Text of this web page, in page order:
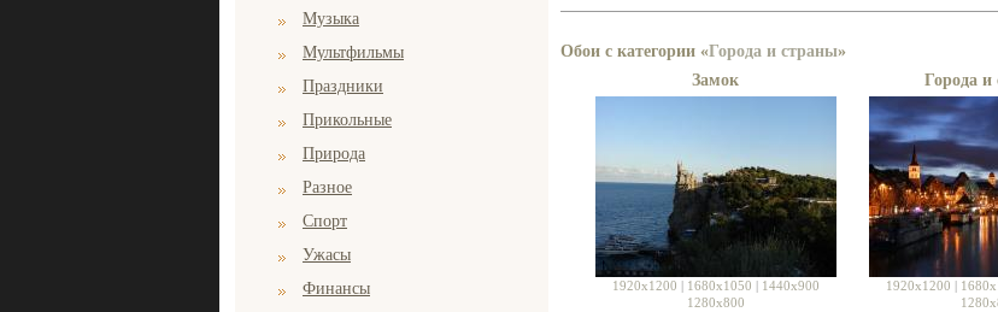
Музыка
Мультфильмы
Праздники
Прикольные
Природа
Разное
Спорт
Ужасы
Финансы
Обои с категории «Города и страны»
Замок
1920x1200 | 1680x1050 | 1440x900
1280x800
Города и
1920x1200 |